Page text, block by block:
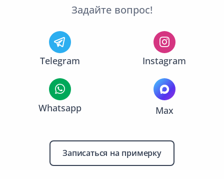
Задайте вопрос!
Telegram Instagram
Whatsapp Max
Записаться на примерку